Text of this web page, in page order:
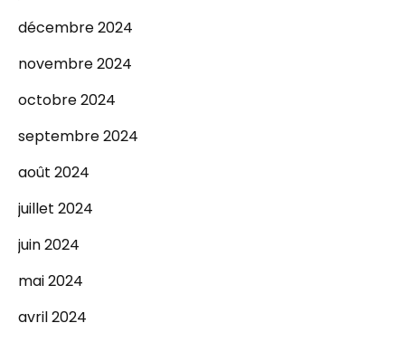
décembre 2024
novembre 2024
octobre 2024
septembre 2024
août 2024
juillet 2024
juin 2024
mai 2024
avril 2024